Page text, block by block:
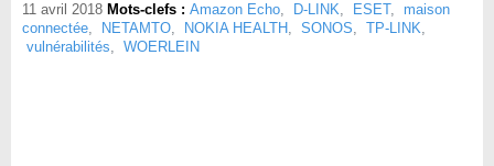
11 avril 2018 Mots-clefs : Amazon Echo, D-LINK, ESET, maison
connectée, NETAMTO, NOKIA HEALTH , SONOS, TP-LINK,
vulnérabilités, WOERLEIN